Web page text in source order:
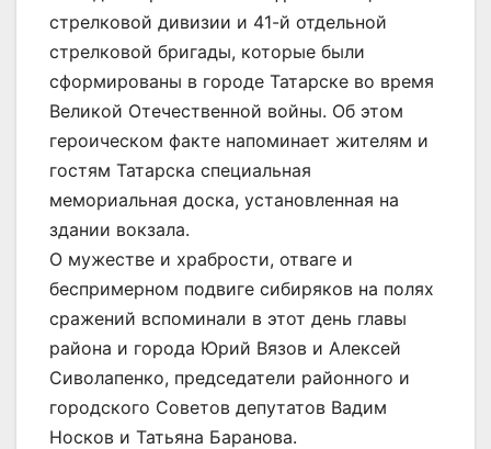
стрелковой дивизии и 41-й отдельной
стрелковой бригады, которые были
сформированы в городе Татарске во время
Великой Отечественной войны. Об этом
героическом факте напоминает жителям и
гостям Татарска специальная
мемориальная доска, установленная на
здании вокзала.
О мужестве и храбрости, отваге и
беспримерном подвиге сибиряков на полях
сражений вспоминали в этот день главы
района и города Юрий Вязов и Алексей
Сиволапенко, председатели районного и
городского Советов депутатов Вадим
Носков и Татьяна Баранова.